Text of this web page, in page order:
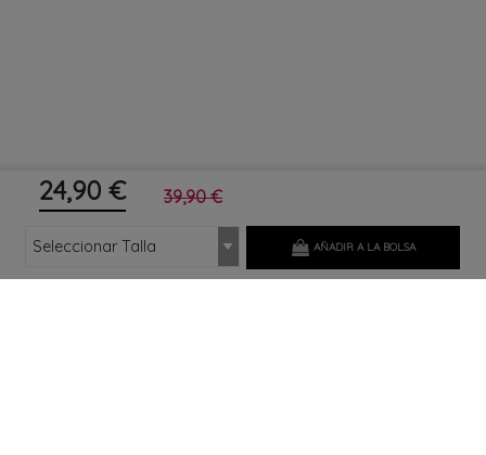
24,90 € 39,90 €
AÑADIR A LA BOLSA